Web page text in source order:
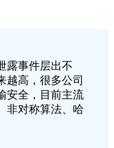
事件层出不
越高，很多公司
安全，目前主流
非对称算法、哈